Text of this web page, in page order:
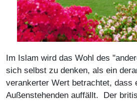
Im Islam wird das Wohl des
sich selbst zu denken, als ein
verankerter Wert betrachtet, dass
Außenstehenden auffällt. Der